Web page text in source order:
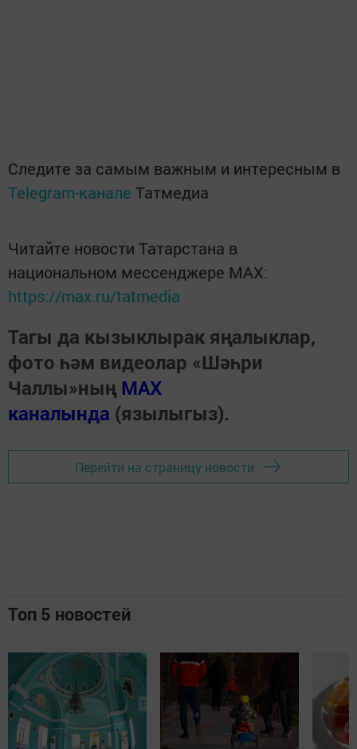
Следите за самым важным и интересным в
Telegram-канале Татмедиа
Читайте новости Татарстана в
национальном мессенджере MАХ:
https://max.ru/tatmedia
Тагы да кызыклырак яңалыклар,
фото һәм видеолар «Шәһри
Чаллы»ның MAX
каналында (язылыгыз).
Перейти на страницу новости
Топ 5 новостей